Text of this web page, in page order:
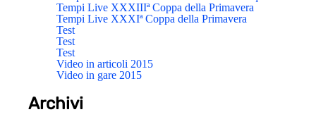
Tempi Live XXXIIIª Coppa della Primavera
Tempi Live XXXIª Coppa della Primavera
Test
Test
Test
Video in articoli 2015
Video in gare 2015
Archivi